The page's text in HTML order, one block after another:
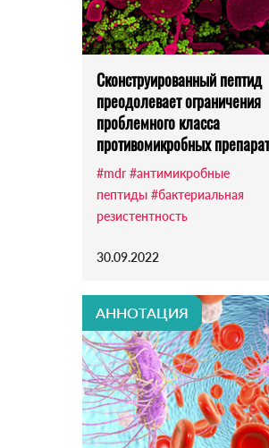
Сконструированный пептид
преодолевает ограничения
проблемного класса
противомикробных
#mdr #антимикробные
пептиды #бактериальная
резистентность
30.09.2022
АННОТАЦИЯ